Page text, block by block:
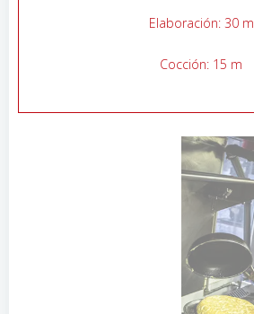
Elaboración: 30 m
Cocción: 15 m